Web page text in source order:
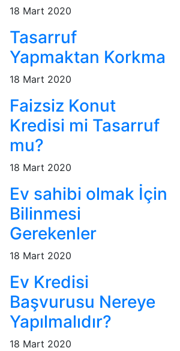
18 Mart 2020
Tasarruf
Yapmaktan Korkma
18 Mart 2020
Faizsiz Konut
Kredisi mi Tasarruf
mu?
18 Mart 2020
Ev sahibi olmak İçin
Bilinmesi
Gerekenler
18 Mart 2020
Ev Kredisi
Başvurusu Nereye
Yapılmalıdır?
18 Mart 2020